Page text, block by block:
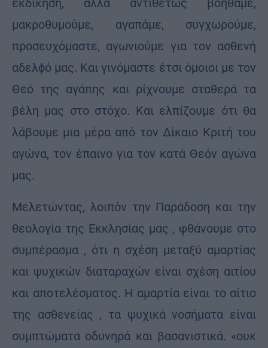
εκδίκηση, αλλά αντιθέτως βοηθάμε,
μακροθυμούμε, αγαπάμε, συγχωρούμε,
προσευχόμαστε, αγωνιούμε για τον ασθενή
αδελϕό μας. Και γινόμαστε έτσι όμοιοι με τον
Θεό της αγάπης και ρίχνουμε σταθερά τα
βέλη μας στο στόχο. Και ελπίζουμε ότι θα
λάβουμε μια μέρα από τον Δίκαιο Κριτή του
αγώνα, τον έπαινο για τον κατά Θεόν αγώνα
μας.
Μελετώντας, λοιπόν την Παράδοση και την
θεολογία της Εκκλησίας μας , φθάνουμε στο
συμπέρασμα , ότι η σχέση μεταξύ αμαρτίας
και ψυχικών διαταραχών είναι σχέση αιτίου
και αποτελέσματος. Η αμαρτία είναι το αίτιο
της ασθενείας , τα ψυχικά νοσήματα είναι
συμπτώματα οδυνηρά και βασανιστικά. «ουκ